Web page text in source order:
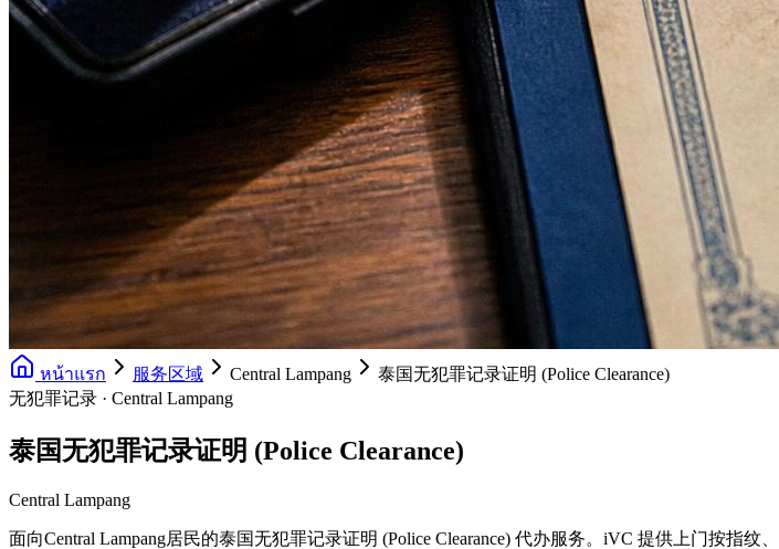
หน้าแรก 服务区域 Central Lampang
泰国无犯罪记录证明 (Police Clearance)
无犯罪记录 · Central Lampang
泰国无犯罪记录证明 (Police Clearance)
Central Lampang
面向Central Lampang居民的泰国无犯罪记录证明 (Police Clearance) 代办服务。iVC 提供上门按指